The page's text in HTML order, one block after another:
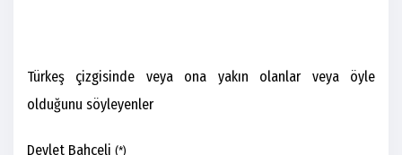
Türkeş çizgisinde veya ona yakın olanlar veya öyle
olduğunu söyleyenler
Devlet Bahçeli (*)